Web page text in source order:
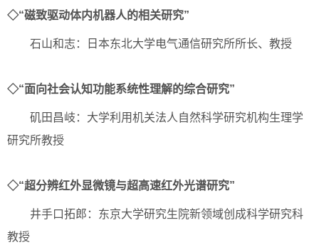
◇“磁致驱动体内机器人的相关研究”
石山和志：日本东北大学电气通信研究所所长、教授
◇“面向社会认知功能系统性理解的综合研究”
矶田昌岐：大学利用机关法人自然科学研究机构生理学
研究所教授
◇“超分辨红外显微镜与超高速红外光谱研究”
井手口拓郎：东京大学研究生院新领域创成科学研究科
教授